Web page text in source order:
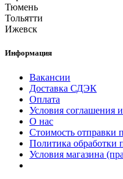
Тюмень
Тольятти
Ижевск
Информация
Вакансии
Доставка СДЭК
Оплата
Условия соглашения
О нас
Стоимость отправки
Политика обработки
Условия магазина